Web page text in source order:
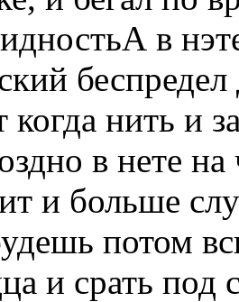
А в
когда нить и
в нете
и больше
потом
и срать под